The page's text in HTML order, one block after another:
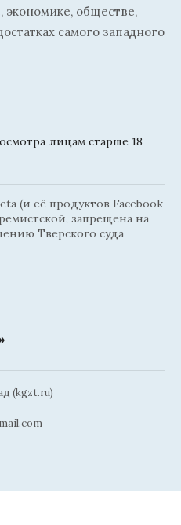
экономике, обществе,
самого западного
лицам старше 18
(и её продуктов Facebook
запрещена на
Тверского суда
(kgzt.ru)